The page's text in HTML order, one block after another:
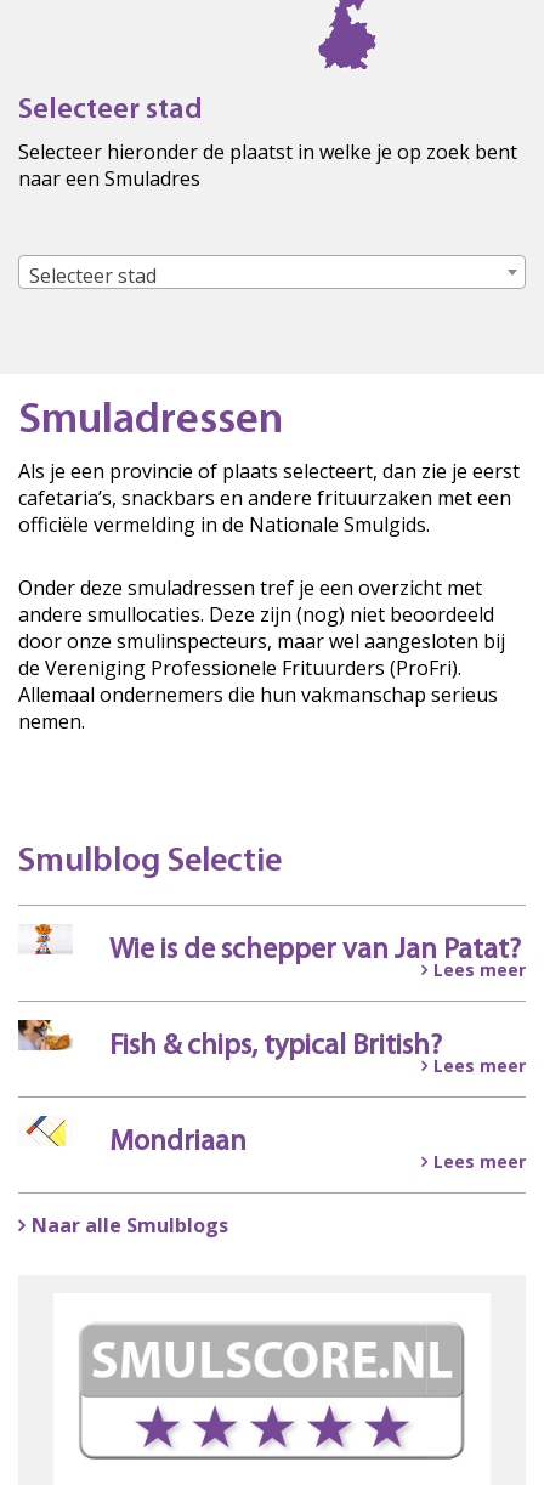
Selecteer stad
Selecteer hieronder de plaatst in welke je op zoek bent
naar een Smuladres
Selecteer stad
Smuladressen
Als je een provincie of plaats selecteert, dan zie je eerst
cafetaria’s, snackbars en andere frituurzaken met een
officiële vermelding in de Nationale Smulgids.
Onder deze smuladressen tref je een overzicht met
andere smullocaties. Deze zijn (nog) niet beoordeeld
door onze smulinspecteurs, maar wel aangesloten bij
de Vereniging Professionele Frituurders (ProFri).
Allemaal ondernemers die hun vakmanschap serieus
nemen.
Smulblog Selectie
Wie is de schepper van Jan Patat?
Lees meer
Fish & chips, typical British?
Lees meer
Mondriaan
Lees meer
Naar alle Smulblogs